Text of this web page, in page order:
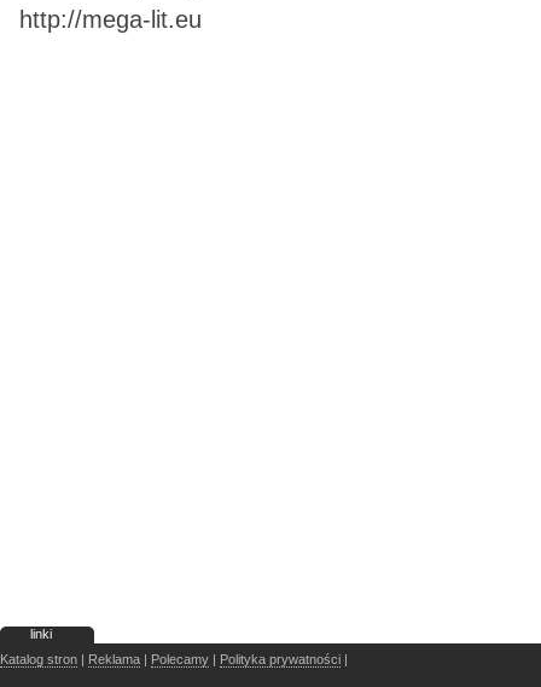
http://mega-lit.eu
linki
Katalog stron | Reklama | Polecamy | Polityka prywatności |